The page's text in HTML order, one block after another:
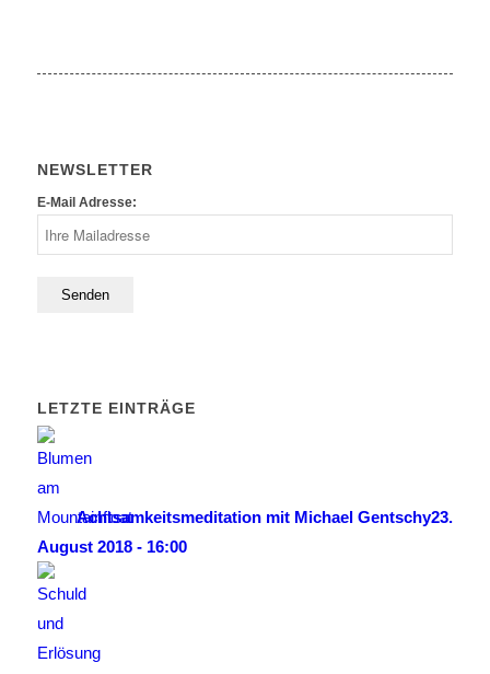
NEWSLETTER
E-Mail Adresse:
LETZTE EINTRÄGE
Achtsamkeitsmeditation mit Michael Gentschy23.
August 2018 - 16:00